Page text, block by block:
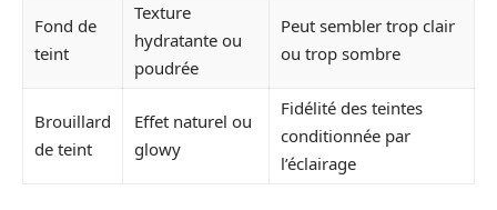
Fond de
teint
Texture
hydratante ou
poudrée
Peut sembler trop clair
ou trop sombre
Brouillard
de teint
Effet naturel ou
glowy
Fidélité des teintes
conditionnée par
l’éclairage